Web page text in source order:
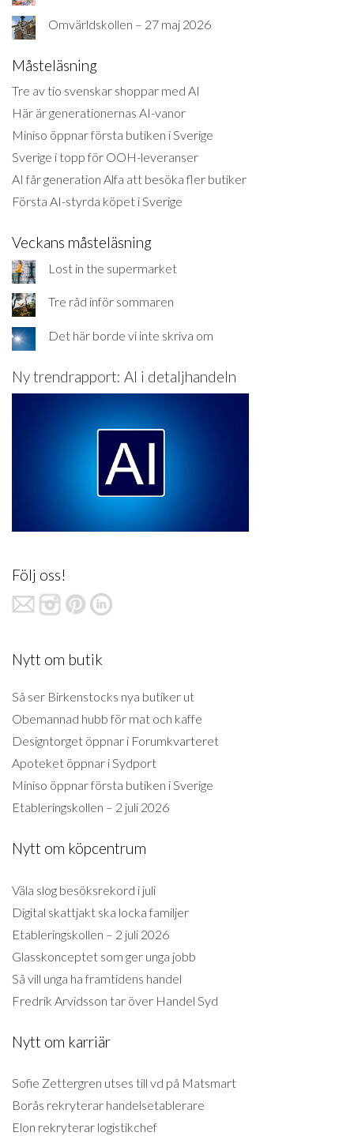
Omvärldskollen – 27 maj 2026
Måsteläsning
Tre av tio svenskar shoppar med AI
Här är generationernas AI-vanor
Miniso öppnar första butiken i Sverige
Sverige i topp för OOH-leveranser
AI får generation Alfa att besöka fler butiker
Första AI-styrda köpet i Sverige
Veckans måsteläsning
Lost in the supermarket
Tre råd inför sommaren
Det här borde vi inte skriva om
Ny trendrapport: AI i detaljhandeln
Följ oss!
Nytt om butik
Så ser Birkenstocks nya butiker ut
Obemannad hubb för mat och kaffe
Designtorget öppnar i Forumkvarteret
Apoteket öppnar i Sydport
Miniso öppnar första butiken i Sverige
Etableringskollen – 2 juli 2026
Nytt om köpcentrum
Väla slog besöksrekord i juli
Digital skattjakt ska locka familjer
Etableringskollen – 2 juli 2026
Glasskonceptet som ger unga jobb
Så vill unga ha framtidens handel
Fredrik Arvidsson tar över Handel Syd
Nytt om karriär
Sofie Zettergren utses till vd på Matsmart
Borås rekryterar handelsetablerare
Elon rekryterar logistikchef